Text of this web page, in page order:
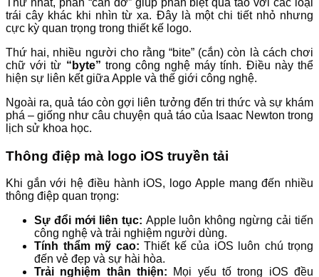
trái cây khác khi nhìn từ xa. Đây là một chi tiết nhỏ nhưng
cực kỳ quan trọng trong thiết kế logo.
Thứ hai, nhiều người cho rằng “bite” (cắn) còn là cách chơi
chữ với từ “byte” trong công nghệ máy tính. Điều này thể
hiện sự liên kết giữa Apple và thế giới công nghệ.
Ngoài ra, quả táo còn gợi liên tưởng đến tri thức và sự khám
phá – giống như câu chuyện quả táo của Isaac Newton trong
lịch sử khoa học.
Thông điệp mà logo iOS truyền tải
Khi gắn với hệ điều hành iOS, logo Apple mang đến nhiều
thông điệp quan trọng:
Sự đổi mới liên tục: Apple luôn không ngừng cải tiến
công nghệ và trải nghiệm người dùng.
Tính thẩm mỹ cao: Thiết kế của iOS luôn chú trọng
đến vẻ đẹp và sự hài hòa.
Trải nghiệm thân thiện: Mọi yếu tố trong iOS đều